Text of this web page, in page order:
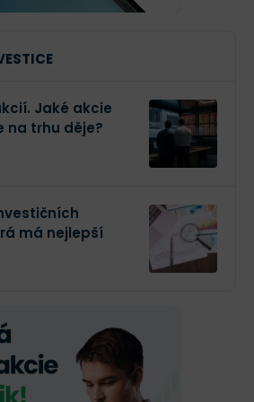
Jaké akcie
na trhu děje?
má nejlepší